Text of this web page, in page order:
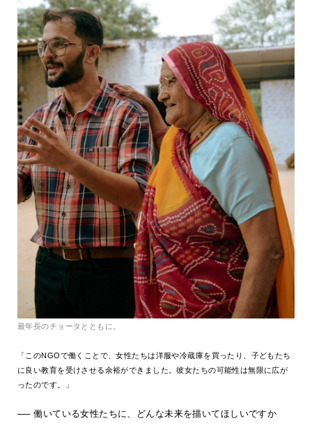
最年長のチョータとともに。
「このNGOで働くことで、女性たちは洋服や冷蔵庫を買ったり、子どもたち
に良い教育を受けさせる余裕ができました。彼女たちの可能性は無限に広が
ったのです。」
── 働いている女性たちに、どんな未来を描いてほしいですか